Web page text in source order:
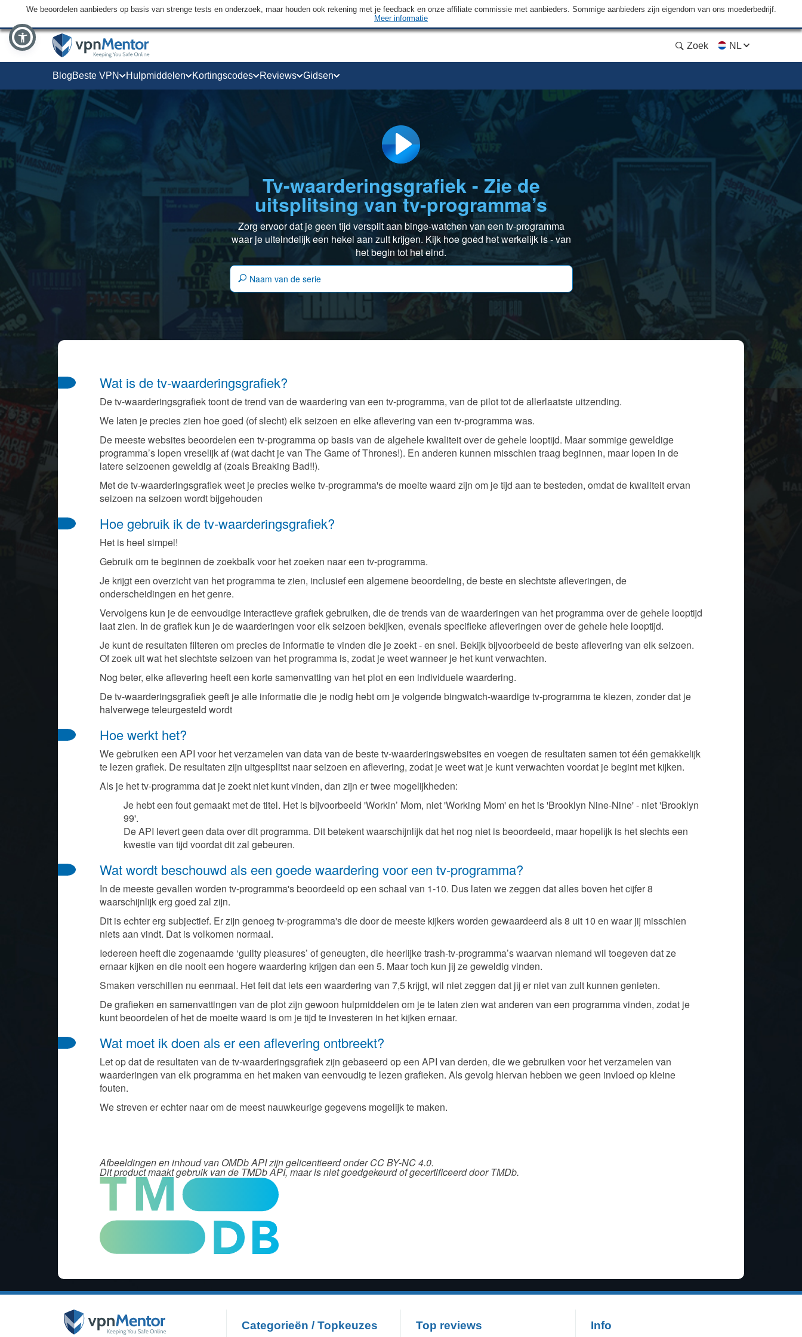
We beoordelen aanbieders op basis van strenge tests en onderzoek, maar houden ook rekening met je feedback en onze affiliate commissie met aanbieders. Sommige aanbieders zijn eigendom van ons moederbedrijf.
Meer informatie
Zoek NL
BlogBeste VPN Hulpmiddelen Kortingscodes Reviews Gidsen
Tv-waarderingsgrafiek - Zie de
uitsplitsing van tv-programma’s
Zorg ervoor dat je geen tijd verspilt aan binge-watchen van een tv-programma
waar je uiteindelijk een hekel aan zult krijgen. Kijk hoe goed het werkelijk is - van
het begin tot het eind.
Wat is de tv-waarderingsgrafiek?
De tv-waarderingsgrafiek toont de trend van de waardering van een tv-programma, van de pilot tot de allerlaatste uitzending.
We laten je precies zien hoe goed (of slecht) elk seizoen en elke aflevering van een tv-programma was.
De meeste websites beoordelen een tv-programma op basis van de algehele kwaliteit over de gehele looptijd. Maar sommige geweldige
programma’s lopen vreselijk af (wat dacht je van The Game of Thrones!). En anderen kunnen misschien traag beginnen, maar lopen in de
latere seizoenen geweldig af (zoals Breaking Bad!!).
Met de tv-waarderingsgrafiek weet je precies welke tv-programma's de moeite waard zijn om je tijd aan te besteden, omdat de kwaliteit ervan
seizoen na seizoen wordt bijgehouden
Hoe gebruik ik de tv-waarderingsgrafiek?
Het is heel simpel!
Gebruik om te beginnen de zoekbalk voor het zoeken naar een tv-programma.
Je krijgt een overzicht van het programma te zien, inclusief een algemene beoordeling, de beste en slechtste afleveringen, de
onderscheidingen en het genre.
Vervolgens kun je de eenvoudige interactieve grafiek gebruiken, die de trends van de waarderingen van het programma over de gehele looptijd
laat zien. In de grafiek kun je de waarderingen voor elk seizoen bekijken, evenals specifieke afleveringen over de gehele hele looptijd.
Je kunt de resultaten filteren om precies de informatie te vinden die je zoekt - en snel. Bekijk bijvoorbeeld de beste aflevering van elk seizoen.
Of zoek uit wat het slechtste seizoen van het programma is, zodat je weet wanneer je het kunt verwachten.
Nog beter, elke aflevering heeft een korte samenvatting van het plot en een individuele waardering.
De tv-waarderingsgrafiek geeft je alle informatie die je nodig hebt om je volgende bingwatch-waardige tv-programma te kiezen, zonder dat je
halverwege teleurgesteld wordt
Hoe werkt het?
We gebruiken een API voor het verzamelen van data van de beste tv-waarderingswebsites en voegen de resultaten samen tot één gemakkelijk
te lezen grafiek. De resultaten zijn uitgesplitst naar seizoen en aflevering, zodat je weet wat je kunt verwachten voordat je begint met kijken.
Als je het tv-programma dat je zoekt niet kunt vinden, dan zijn er twee mogelijkheden:
Je hebt een fout gemaakt met de titel. Het is bijvoorbeeld 'Workin’ Mom, niet 'Working Mom' en het is 'Brooklyn Nine-Nine' - niet 'Brooklyn
99'.
De API levert geen data over dit programma. Dit betekent waarschijnlijk dat het nog niet is beoordeeld, maar hopelijk is het slechts een
kwestie van tijd voordat dit zal gebeuren.
Wat wordt beschouwd als een goede waardering voor een tv-programma?
In de meeste gevallen worden tv-programma's beoordeeld op een schaal van 1-10. Dus laten we zeggen dat alles boven het cijfer 8
waarschijnlijk erg goed zal zijn.
Dit is echter erg subjectief. Er zijn genoeg tv-programma's die door de meeste kijkers worden gewaardeerd als 8 uit 10 en waar jij misschien
niets aan vindt. Dat is volkomen normaal.
Iedereen heeft die zogenaamde ‘guilty pleasures’ of geneugten, die heerlijke trash-tv-programma’s waarvan niemand wil toegeven dat ze
ernaar kijken en die nooit een hogere waardering krijgen dan een 5. Maar toch kun jij ze geweldig vinden.
Smaken verschillen nu eenmaal. Het feit dat iets een waardering van 7,5 krijgt, wil niet zeggen dat jij er niet van zult kunnen genieten.
De grafieken en samenvattingen van de plot zijn gewoon hulpmiddelen om je te laten zien wat anderen van een programma vinden, zodat je
kunt beoordelen of het de moeite waard is om je tijd te investeren in het kijken ernaar.
Wat moet ik doen als er een aflevering ontbreekt?
Let op dat de resultaten van de tv-waarderingsgrafiek zijn gebaseerd op een API van derden, die we gebruiken voor het verzamelen van
waarderingen van elk programma en het maken van eenvoudig te lezen grafieken. Als gevolg hiervan hebben we geen invloed op kleine
fouten.
We streven er echter naar om de meest nauwkeurige gegevens mogelijk te maken.
Afbeeldingen en inhoud van OMDb API zijn gelicentieerd onder CC BY-NC 4.0.
Dit product maakt gebruik van de TMDb API, maar is niet goedgekeurd of gecertificeerd door TMDb.
Categorieën / Topkeuzes Top reviews Info